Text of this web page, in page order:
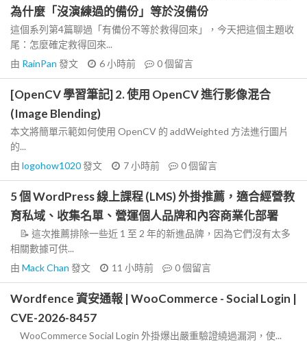
為什麼「沒演練過的備份」等於沒備份
這個系列第4篇聊過「有備份不等於救得回來」，今天把這個主題收
尾：怎麼確定救得回來...
由 RainPan 發文 6 小時前 0個留言
[OpenCV 學習筆記] 2. 使用 OpenCV 進行影像混合
(Image Blending)
本文將簡單示範如何使用 OpenCV 的 addWeighted 方法進行圖片
的...
由 logohow1020發文 7 小時前 0個留言
5 個 WordPress 線上課程 (LMS) 外掛推薦，適合經營教
育私域、收集名單、營運個人品牌和內容商業化部署
📝 這次推薦排除一些近 1 至 2 年的新進品牌，因為它們沒有太多
相關數據可供...
由 Mack Chan 發文 11 小時前 0個留言
Wordfence 資安通報 | WooCommerce - Social Login |
CVE-2026-8457
WooCommerce Social Login 外掛爆出嚴重驗證繞過漏洞，使...